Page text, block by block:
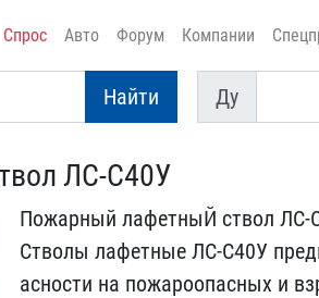
Спрос Авто Форум Компании
Найти
Ду
Ду
​ЛС-С40У
Пожарный лафетныЙ ствол ​ЛС-
Стволы лафе​тные ЛС-С40У
асности на пожароопасных​ и